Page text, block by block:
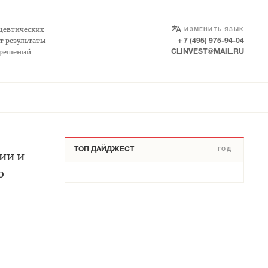
результаты
ИЗМЕНИТЬ ЯЗЫК
SELECT LANGUAGE
+ 7 (495) 975-94-04
CLINVEST@MAIL.RU
и
ТОП ДАЙДЖЕСТ ГОД